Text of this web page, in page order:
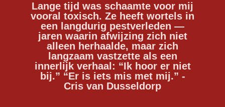
Lange tijd was schaamte voor mij
vooral toxisch. Ze heeft wortels in
een langdurig pestverleden —
jaren waarin afwijzing zich niet
alleen herhaalde, maar zich
langzaam vastzette als een
innerlijk verhaal: “Ik hoor er niet
bij.” “Er is iets mis met mij.” -
Cris van Dusseldorp